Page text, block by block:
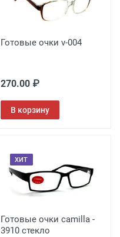
Готовые очки v-004
270.00 ₽
В корзину
ХИТ
Готовые очки camilla -
3910 стекло